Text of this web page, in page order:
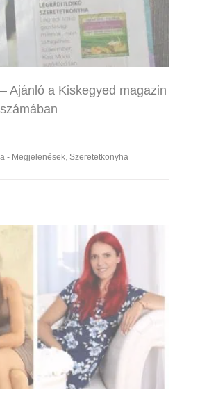
Ajánló a Kiskegyed magazin
- Megjelenések, Szeretetkonyha